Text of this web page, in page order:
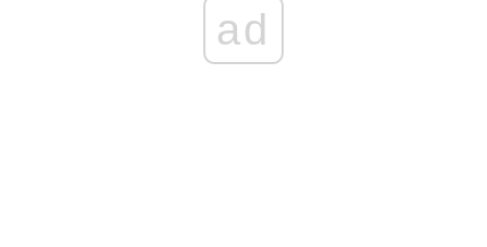
ad